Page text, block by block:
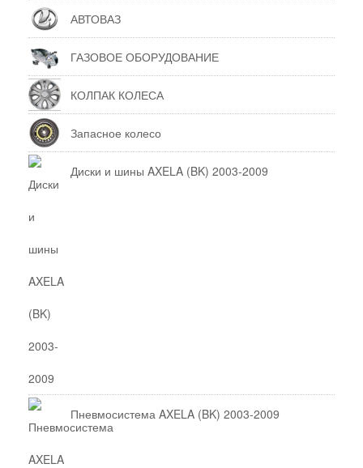
АВТОВАЗ
ГАЗОВОЕ ОБОРУДОВАНИЕ
КОЛПАК КОЛЕСА
Запасное колесо
Диски и шины AXELA (BK) 2003-2009
Пневмосистема AXELA (BK) 2003-2009